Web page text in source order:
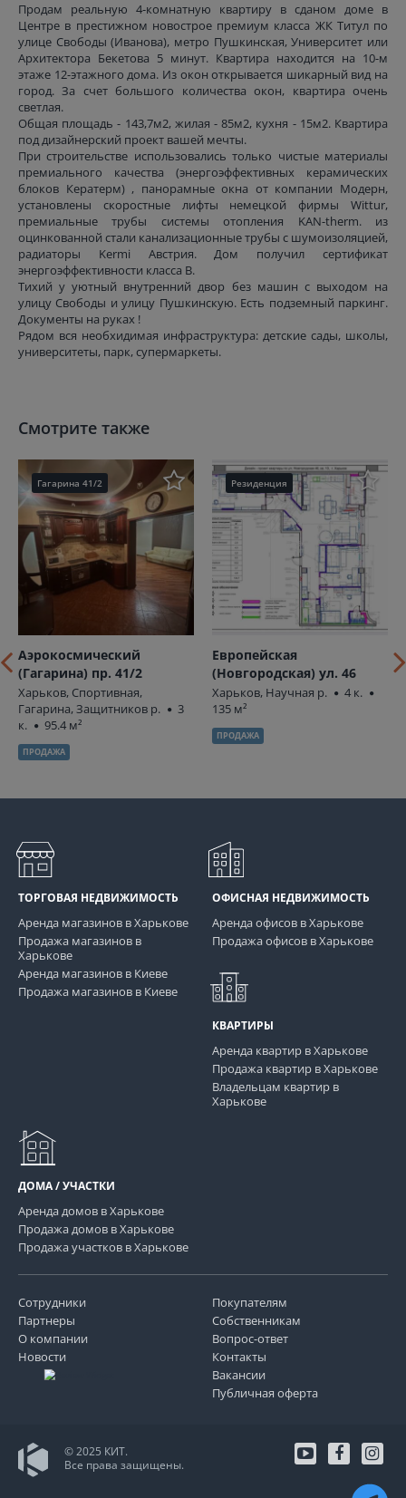
Продам реальную 4-комнатную квартиру в сданом доме в
Центре в престижном новострое премиум класса ЖК Титул по
улице Свободы (Иванова), метро Пушкинская, Университет или
Архитектора Бекетова 5 минут. Квартира находится на 10-м
этаже 12-этажного дома. Из окон открывается шикарный вид на
город. За счет большого количества окон, квартира очень
светлая.
Общая площадь - 143,7м2, жилая - 85м2, кухня - 15м2. Квартира
под дизайнерский проект вашей мечты.
При строительстве использовались только чистые материалы
премиального качества (энергоэффективных керамических
блоков Кератерм) , панорамные окна от компании Модерн,
установлены скоростные лифты немецкой фирмы Wittur,
премиальные трубы системы отопления KAN-therm. из
оцинкованной стали канализационные трубы с шумоизоляцией,
радиаторы Kermi Австрия. Дом получил сертификат
энергоэффективности класса В.
Тихий у уютный внутренний двор без машин с выходом на
улицу Свободы и улицу Пушкинскую. Есть подземный паркинг.
Документы на руках !
Рядом вся необхидимая инфраструктура: детские сады, школы,
университеты, парк, супермаркеты.
Смотрите также
Гагарина 41/2
Аэрокосмический
(Гагарина) пр. 41/2
Харьков, Спортивная,
Гагарина, Защитников р.
3
к.
95.4 м²
ПРОДАЖА
Резиденция
Европейская
(Новгородская) ул. 46
Харьков, Научная р.
4 к.
135 м²
ПРОДАЖА
ТОРГОВАЯ НЕДВИЖИМОСТЬ
Аренда магазинов в Харькове
Продажа магазинов в
Харькове
Аренда магазинов в Киеве
Продажа магазинов в Киеве
ОФИСНАЯ НЕДВИЖИМОСТЬ
Аренда офисов в Харькове
Продажа офисов в Харькове
КВАРТИРЫ
Аренда квартир в Харькове
Продажа квартир в Харькове
Владельцам квартир в
Харькове
ДОМА / УЧАСТКИ
Аренда домов в Харькове
Продажа домов в Харькове
Продажа участков в Харькове
Сотрудники
Партнеры
Покупателям
Собственникам
О компании
Новости
Вопрос-ответ
Контакты
Вакансии
Публичная оферта
© 2025 КИТ.
Все права защищены.